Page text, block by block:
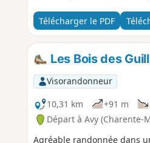
Télécharger le PDF
Les Bois des
Visorandonneur
10,31 km
+91 m
Départ à Avy (Charente-
Agréable randonnée dans